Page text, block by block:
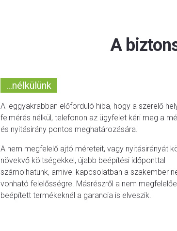
A
...nélkülünk
A leggyakrabban előforduló hiba, hogy a szerelő
felmérés nélkül, telefonon az ügyfelet kéri meg a
és nyitásirány pontos meghatározására.
A nem megfelelő ajtó méreteit, vagy nyitásirányát
növekvő költségekkel, újabb beépítési időponttal
számolhatunk, amivel kapcsolatban a szakember
vonható felelősségre. Másrészről a nem
beépített termékeknél a garancia is elveszik.